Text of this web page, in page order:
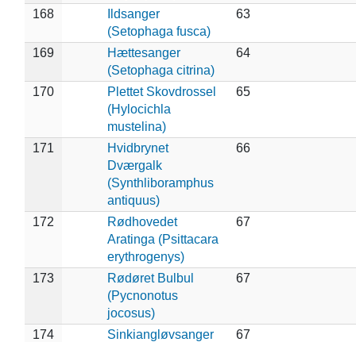
168
Ildsanger
(Setophaga fusca)
63
169
Hættesanger
(Setophaga citrina)
64
170
Plettet Skovdrossel
(Hylocichla
mustelina)
65
171
Hvidbrynet
Dværgalk
(Synthliboramphus
antiquus)
66
172
Rødhovedet
Aratinga (Psittacara
erythrogenys)
67
173
Rødøret Bulbul
(Pycnonotus
jocosus)
67
174
Sinkiangløvsanger
67